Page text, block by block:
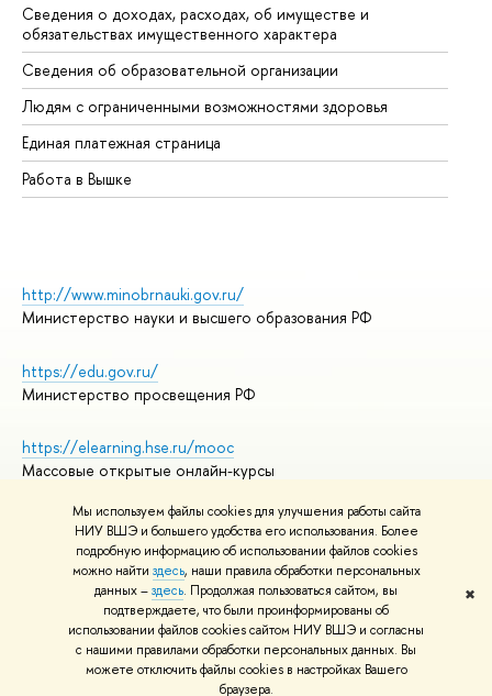
Мы используем файлы cookies для улучшения работы сайта
НИУ ВШЭ и большего удобства его использования. Более
подробную информацию об использовании файлов cookies
можно найти здесь, наши правила обработки персональных
данных –здесь. Продолжая пользоваться сайтом, вы
подтверждаете, что были проинформированы об
использовании файлов cookies сайтом НИУ ВШЭ и согласны
с нашими правилами обработки персональных данных. Вы
можете отключить файлы cookies в настройках Вашего
браузера.
✖
Сведения о доходах, расходах, об имуществе и
обязательствах имущественного характера
Сведения об образовательной организации
Людям с ограниченными возможностями здоровья
Единая платежная страница
Работа в Вышке
http://www.minobrnauki.gov.ru/
Министерство науки и высшего образования РФ
https://edu.gov.ru/
Министерство просвещения РФ
https://elearning.hse.ru/mooc
Массовые открытые онлайн-курсы
© НИУ ВШЭ 1993–2026
Адреса и контакты
Условия использования материалов
Политика конфиденциальности
Правила применения рекомендательных технологий в НИУ ВШЭ
Карта сайта